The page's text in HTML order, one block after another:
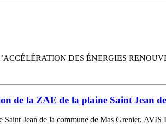
DES ÉNERGIES
de la ZAE de la plaine Saint Jean
Jean de la commune de Mas Grenier.